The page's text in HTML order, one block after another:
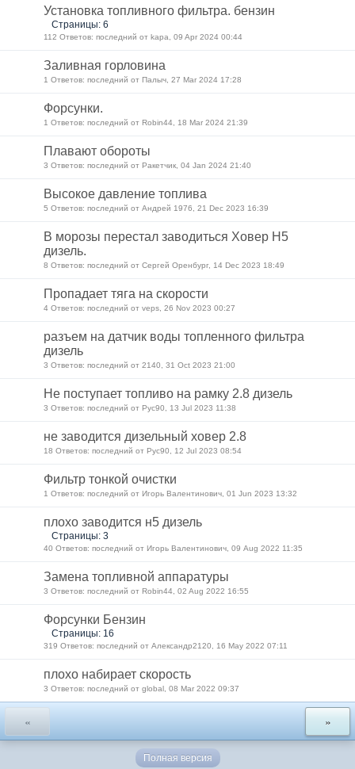
Установка топливного фильтра. бензин
Страницы: 6
112 Ответов: последний от kapa, 09 Apr 2024 00:44
Заливная горловина
1 Ответов: последний от Палыч, 27 Mar 2024 17:28
Форсунки.
1 Ответов: последний от Robin44, 18 Mar 2024 21:39
Плавают обороты
3 Ответов: последний от Ракетчик, 04 Jan 2024 21:40
Высокое давление топлива
5 Ответов: последний от Андрей 1976, 21 Dec 2023 16:39
В морозы перестал заводиться Ховер Н5
дизель.
8 Ответов: последний от Сергей Оренбург, 14 Dec 2023 18:49
Пропадает тяга на скорости
4 Ответов: последний от veps, 26 Nov 2023 00:27
разъем на датчик воды топленного фильтра
дизель
3 Ответов: последний от 2140, 31 Oct 2023 21:00
Не поступает топливо на рамку 2.8 дизель
3 Ответов: последний от Рус90, 13 Jul 2023 11:38
не заводится дизельный ховер 2.8
18 Ответов: последний от Рус90, 12 Jul 2023 08:54
Фильтр тонкой очистки
1 Ответов: последний от Игорь Валентинович, 01 Jun 2023 13:32
плохо заводится н5 дизель
Страницы: 3
40 Ответов: последний от Игорь Валентинович, 09 Aug 2022 11:35
Замена топливной аппаратуры
3 Ответов: последний от Robin44, 02 Aug 2022 16:55
Форсунки Бензин
Страницы: 16
319 Ответов: последний от Александр2120, 16 May 2022 07:11
плохо набирает скорость
3 Ответов: последний от global, 08 Mar 2022 09:37
« »
Полная версия